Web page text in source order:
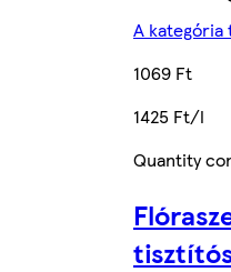
A
1069 Ft
1425 Ft/l
Quantity